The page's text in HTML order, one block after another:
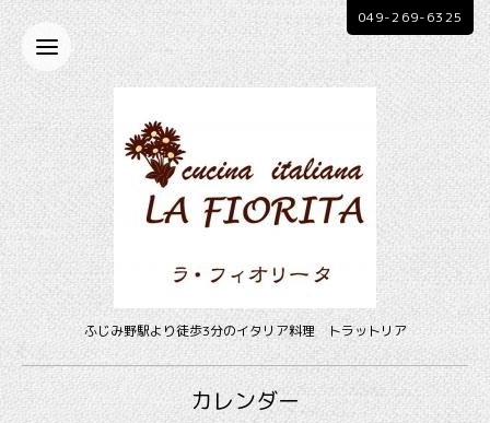
ふじみ野駅より徒歩3分のイタリア料理 トラットリア
049-269-6325
カレンダー